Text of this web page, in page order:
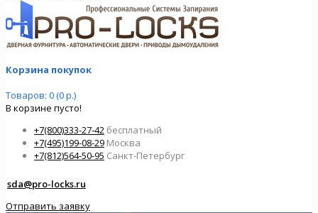
Корзина покупок
Товаров: 0 (0 р.)
В корзине пусто!
+7(800)333-27-42 бесплатный
+7(495)199-08-29 Москва
+7(812)564-50-95 Санкт-Петербург
sda@pro-locks.ru
Отправить заявку